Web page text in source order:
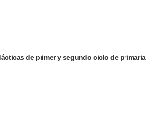
de primer y segundo ciclo de primaria